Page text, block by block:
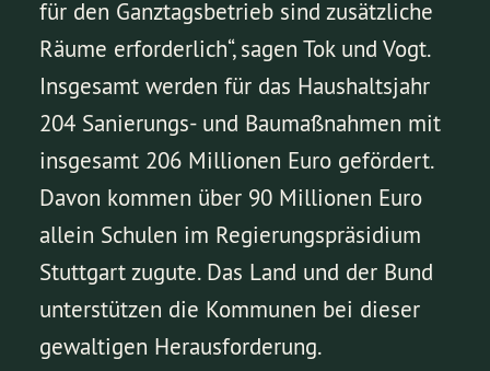
für den Ganztagsbetrieb sind zusätzliche
Räume erforderlich“, sagen Tok und Vogt.
Insgesamt werden für das Haushaltsjahr
204 Sanierungs- und Baumaßnahmen mit
insgesamt 206 Millionen Euro gefördert.
Davon kommen über 90 Millionen Euro
allein Schulen im Regierungspräsidium
Stuttgart zugute. Das Land und der Bund
unterstützen die Kommunen bei dieser
gewaltigen Herausforderung.